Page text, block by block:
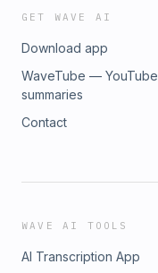
GET WAVE AI
Download app
WaveTube — YouTube
summaries
Contact
WAVE AI TOOLS
AI Transcription App